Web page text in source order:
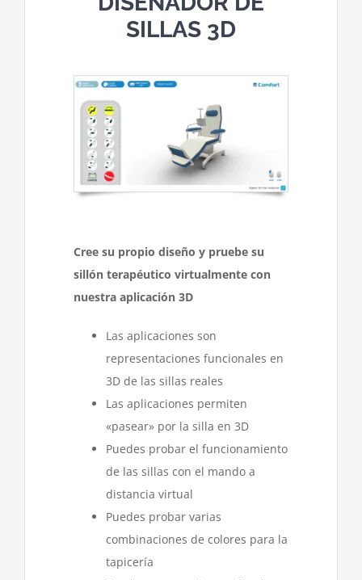
Contacte con nosotros
SILLAS 3D
Cree su propio diseño y pruebe su
sillón terapéutico virtualmente con
nuestra aplicación 3D
Las aplicaciones son
representaciones funcionales en
3D de las sillas reales
Las aplicaciones permiten
«pasear» por la silla en 3D
Puedes probar el funcionamiento
de las sillas con el mando a
distancia virtual
Puedes probar varias
combinaciones de colores para la
tapicería